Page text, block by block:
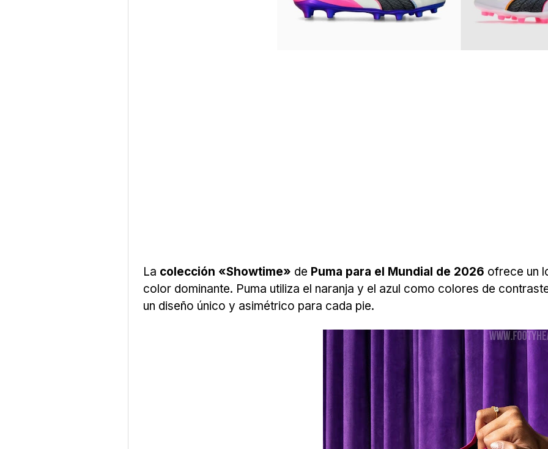
La colección «Showtime» de Puma para el Mundial de 2026 ofrece un
color dominante. Puma utiliza el naranja y el azul como colores de
un diseño único y asimétrico para cada pie.